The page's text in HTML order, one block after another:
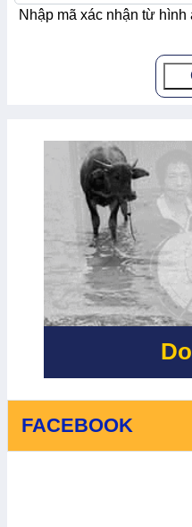
Nhập mã xác nhận từ hình
FACEBOOK